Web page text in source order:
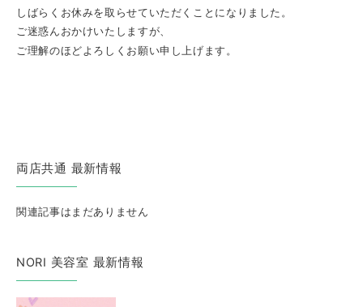
しばらくお休みを取らせていただくことになりました。
ご迷惑んおかけいたしますが、
ご理解のほどよろしくお願い申し上げます。
両店共通 最新情報
関連記事はまだありません
NORI 美容室 最新情報